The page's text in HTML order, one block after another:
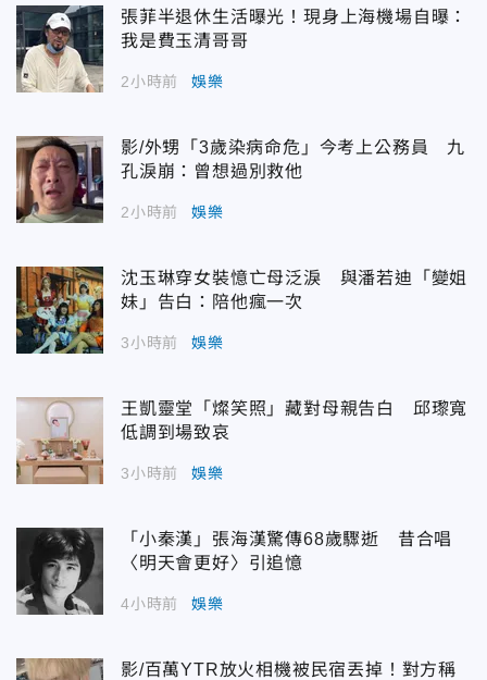
張菲半退休生活曝光！現身上海機場自曝：
我是費玉清哥哥
2小時前 娛樂
影/外甥「3歲染病命危」今考上公務員 九
孔淚崩：曾想過別救他
2小時前 娛樂
沈玉琳穿女裝憶亡母泛淚 與潘若迪「變姐
妹」告白：陪他瘋一次
3小時前 娛樂
王凱靈堂「燦笑照」藏對母親告白 邱瓈寬
低調到場致哀
3小時前 娛樂
「小秦漢」張海漢驚傳68歲驟逝 昔合唱
〈明天會更好〉引追憶
4小時前 娛樂
影/百萬YTR放火相機被民宿丟掉！對方稱